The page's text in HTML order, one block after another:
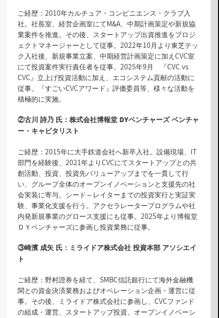
ご経歴：2010年カルチュア・コンビニエンス・クラブ入
社。社長室、経営企画室にてM&A、中期計画策定や新規協
業案件を推進。その後、スタートアップ出資推進をプロジ
ェクトマネージャーとして従事。2022年10月より東芝テッ
ク入社後、新規事業立案、中期経営計画策定に加えCVC室
にて投資案件実行責任者を従事。2025年9月 『CVC vs
CVC』立上げ投資活動に加え、エコシステム貢献の活動に
従事。『すごいCVCアワード』評価委員等、様々な活動を
積極的に実施。
②古川 詩乃 氏：株式会社博報堂 DYベンチャーズ ベンチャ
ー・キャピタリスト
ご経歴：2015年に大手鉄道会社へ新卒入社。設備現場、IT
部門を経験後、2021年よりCVCにてスタートアップとの共
創活動、投資、投資先バリューアップまでを一貫して行
い、グループ全体のオープンイノベーションと支援先の社
会実装に寄与。シード～レイターまでの投資実行と実証実
験、事業化支援を行う。アクセラレータープログラムや社
内発新規事業のグロース支援にも従事。2025年より博報堂
ＤＹベンチャーズに参画し投資業務に従事。
③崎濱 成矢 氏：ミライドア株式会社 投資本部 アソシエイ
ト
ご経歴：野村證券を経て、SMBC信託銀行にて海外金融機
関との資金決済業務およびオペレーション企画・運営に従
事。その後、ミライドア株式会社に参画し、CVCファンド
の組成・運営、スタートアップ投資、オープンイノベーシ